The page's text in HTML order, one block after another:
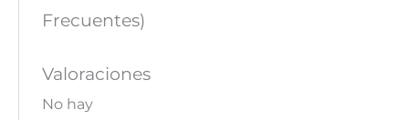
Frecuentes)
Valoraciones
No hay